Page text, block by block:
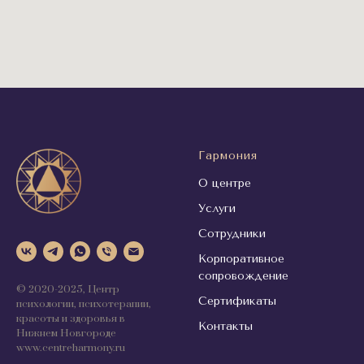
© 2020-2025, Центр
психологии, психотерапии,
красоты и здоровья в
Нижнем Новгороде
www.centreharmony.ru
Гармония
О центре
Услуги
Сотрудники
Корпоративное
сопровождение
Сертификаты
Контакты